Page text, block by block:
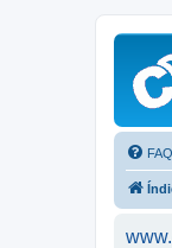
FAQ